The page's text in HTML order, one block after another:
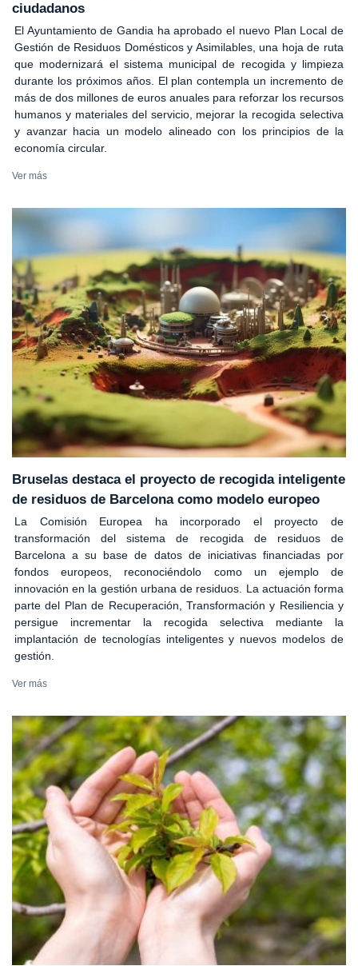
ciudadanos
El Ayuntamiento de Gandia ha aprobado el nuevo Plan Local de
Gestión de Residuos Domésticos y Asimilables, una hoja de ruta
que modernizará el sistema municipal de recogida y limpieza
durante los próximos años. El plan contempla un incremento de
más de dos millones de euros anuales para reforzar los recursos
humanos y materiales del servicio, mejorar la recogida selectiva
y avanzar hacia un modelo alineado con los principios de la
economía circular.
Ver más
Bruselas destaca el proyecto de recogida inteligente
de residuos de Barcelona como modelo europeo
La Comisión Europea ha incorporado el proyecto de
transformación del sistema de recogida de residuos de
Barcelona a su base de datos de iniciativas financiadas por
fondos europeos, reconociéndolo como un ejemplo de
innovación en la gestión urbana de residuos. La actuación forma
parte del Plan de Recuperación, Transformación y Resiliencia y
persigue incrementar la recogida selectiva mediante la
implantación de tecnologías inteligentes y nuevos modelos de
gestión.
Ver más